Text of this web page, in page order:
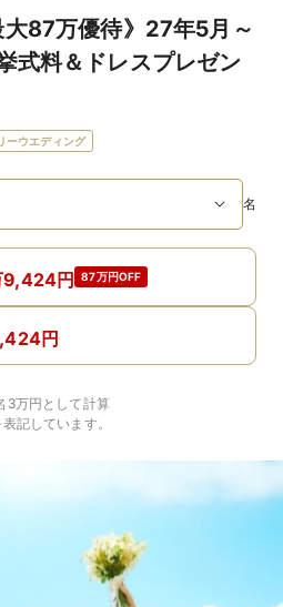
87万優待》27年5月～
料＆ドレスプレゼン
ーウエディング
名
9,424円 87万円OFF
円
3万円 として計算
記しています。